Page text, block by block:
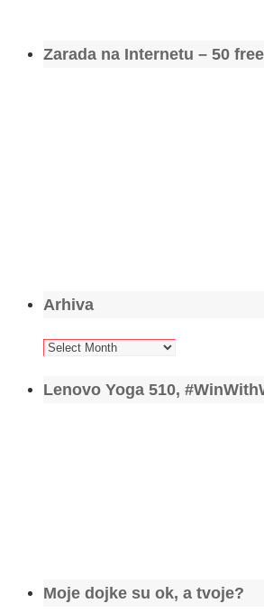
Zarada na Internetu – 50
Arhiva
Arhiva
Lenovo Yoga 510,
Moje dojke su ok, a tvoje?